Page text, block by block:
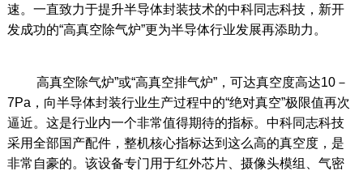
速。一直致力于提升半导体封装技术的中科同志科技，新开
发成功的“高真空除气炉”更为半导体行业发展再添助力。
高真空除气炉”或“高真空排气炉”，可达真空度高达10－
7Pa，向半导体封装行业生产过程中的“绝对真空”极限值再次
逼近。这是行业内一个非常值得期待的指标。中科同志科技
采用全部国产配件，整机核心指标达到这么高的真空度，是
非常自豪的。该设备专门用于红外芯片、摄像头模组、气密